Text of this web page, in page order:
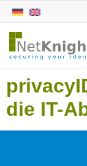
die IT-